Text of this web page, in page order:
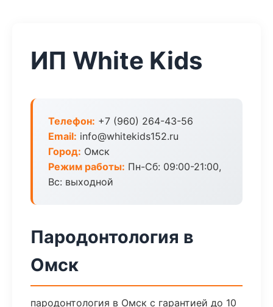
ИП White Kids
Телефон: +7 (960) 264-43-56
Email: info@whitekids152.ru
Город: Омск
Режим работы: Пн-Сб: 09:00-21:00,
Вс: выходной
Пародонтология в
Омск
пародонтология в Омск с гарантией до 10